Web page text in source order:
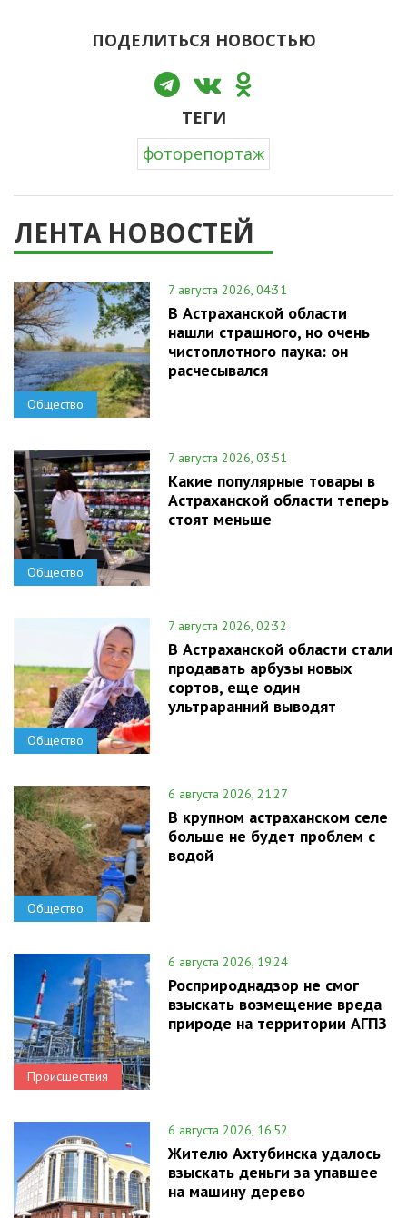
ПОДЕЛИТЬСЯ НОВОСТЬЮ
ТЕГИ
фоторепортаж
ЛЕНТА НОВОСТЕЙ
Общество
7 августа 2026, 04:31
В Астраханской области
нашли страшного, но очень
чистоплотного паука: он
расчесывался
Общество
7 августа 2026, 03:51
Какие популярные товары в
Астраханской области теперь
стоят меньше
Общество
7 августа 2026, 02:32
В Астраханской области стали
продавать арбузы новых
сортов, еще один
ультраранний выводят
Общество
6 августа 2026, 21:27
В крупном астраханском селе
больше не будет проблем с
водой
Происшествия
6 августа 2026, 19:24
Росприроднадзор не смог
взыскать возмещение вреда
природе на территории АГПЗ
6 августа 2026, 16:52
Жителю Ахтубинска удалось
взыскать деньги за упавшее
на машину дерево